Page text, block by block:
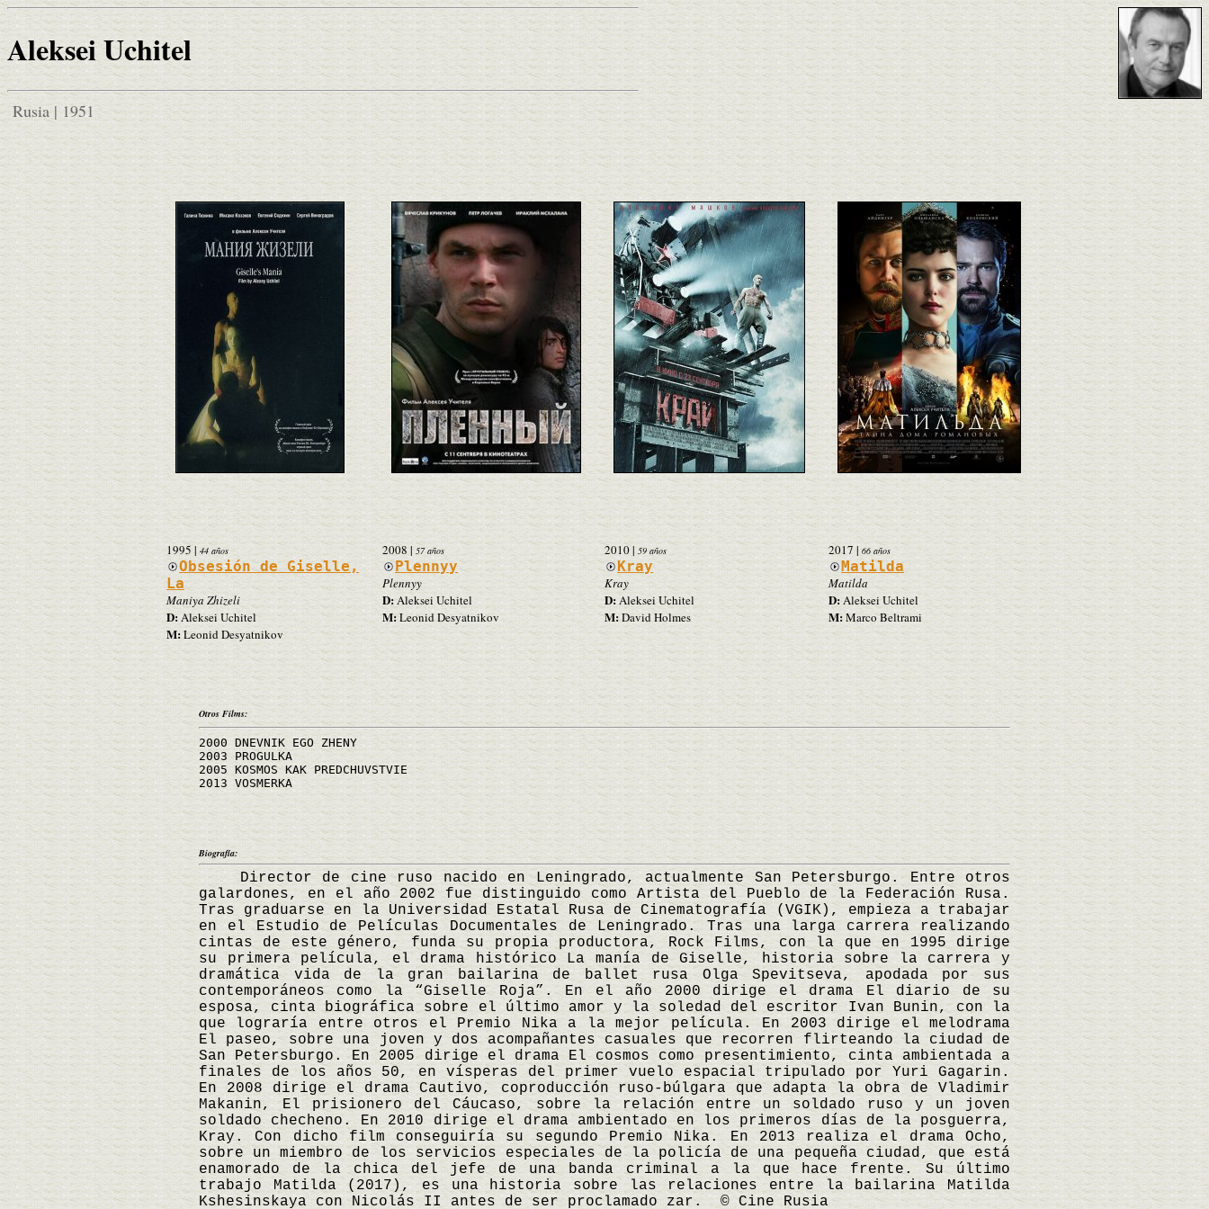
Aleksei Uchitel
Rusia | 1951
1995 | 44 años
Obsesión de Giselle,
La
Maniya Zhizeli
D:Aleksei Uchitel
M:Leonid Desyatnikov
2008 | 57 años
Plennyy
Plennyy
D:Aleksei Uchitel
M:Leonid Desyatnikov
2010| 59 años
Kray
Kray
D:Aleksei Uchitel
M:David Holmes
2017| 66 años
Matilda
Matilda
D:Aleksei Uchitel
M:Marco Beltrami
Otros Films:
2000 DNEVNIK EGO ZHENY
2003 PROGULKA
2005 KOSMOS KAK PREDCHUVSTVIE
2013 VOSMERKA
Biografía:
Director de cine ruso nacido en Leningrado, actualmente San Petersburgo. Entre otros
galardones, en el año 2002 fue distinguido como Artista del Pueblo de la Federación Rusa.
Tras graduarse en la Universidad Estatal Rusa de Cinematografía (VGIK), empieza a trabajar
en el Estudio de Películas Documentales de Leningrado. Tras una larga carrera realizando
cintas de este género, funda su propia productora, Rock Films, con la que en 1995 dirige
su primera película, el drama histórico La manía de Giselle, historia sobre la carrera y
dramática vida de la gran bailarina de ballet rusa Olga Spevitseva, apodada por sus
contemporáneos como la “Giselle Roja”. En el año 2000 dirige el drama El diario de su
esposa, cinta biográfica sobre el último amor y la soledad del escritor Ivan Bunin, con la
que lograría entre otros el Premio Nika a la mejor película. En 2003 dirige el melodrama
El paseo, sobre una joven y dos acompañantes casuales que recorren flirteando la ciudad de
San Petersburgo. En 2005 dirige el drama El cosmos como presentimiento, cinta ambientada a
finales de los años 50, en vísperas del primer vuelo espacial tripulado por Yuri Gagarin.
En 2008 dirige el drama Cautivo, coproducción ruso-búlgara que adapta la obra de Vladimir
Makanin, El prisionero del Cáucaso, sobre la relación entre un soldado ruso y un joven
soldado checheno. En 2010 dirige el drama ambientado en los primeros días de la posguerra,
Kray. Con dicho film conseguiría su segundo Premio Nika. En 2013 realiza el drama Ocho,
sobre un miembro de los servicios especiales de la policía de una pequeña ciudad, que está
enamorado de la chica del jefe de una banda criminal a la que hace frente. Su último
trabajo Matilda (2017), es una historia sobre las relaciones entre la bailarina Matilda
Kshesinskaya con Nicolás II antes de ser proclamado zar. © Cine Rusia